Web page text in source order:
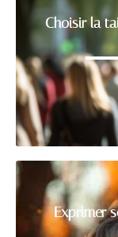
Choisir la
Exprimer